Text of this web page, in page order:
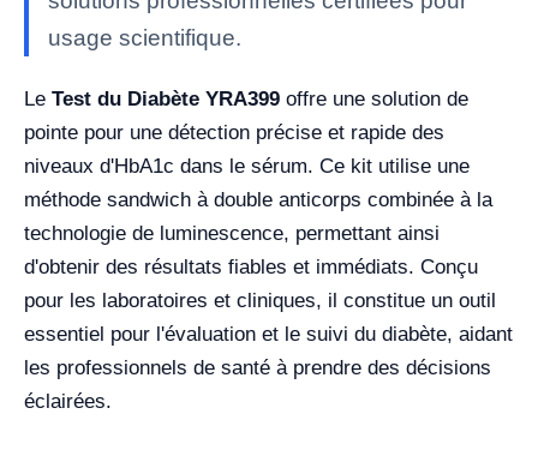
usage scientifique.
Le Test du Diabète YRA399 offre une solution de
pointe pour une détection précise et rapide des
niveaux d'HbA1c dans le sérum. Ce kit utilise une
méthode sandwich à double anticorps combinée à la
technologie de luminescence, permettant ainsi
d'obtenir des résultats fiables et immédiats. Conçu
pour les laboratoires et cliniques, il constitue un outil
essentiel pour l'évaluation et le suivi du diabète, aidant
les professionnels de santé à prendre des décisions
éclairées.